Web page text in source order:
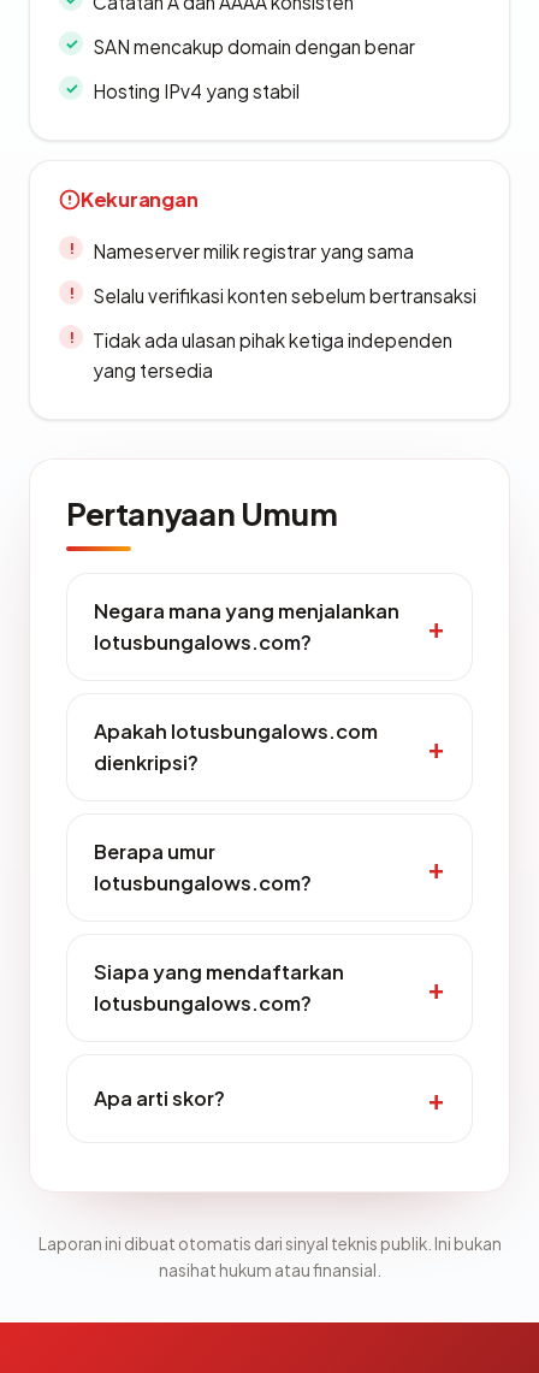
SAN mencakup domain dengan benar
Hosting IPv4 yang stabil
Kekurangan
Nameserver milik registrar yang sama
Selalu verifikasi konten sebelum bertransaksi
Tidak ada ulasan pihak ketiga independen
yang tersedia
Pertanyaan Umum
Negara mana yang menjalankan
lotusbungalows.com?
Apakah lotusbungalows.com
dienkripsi?
Berapa umur
lotusbungalows.com?
Siapa yang mendaftarkan
lotusbungalows.com?
Apa arti skor?
Laporan ini dibuat otomatis dari sinyal teknis publik. Ini bukan
nasihat hukum atau finansial.